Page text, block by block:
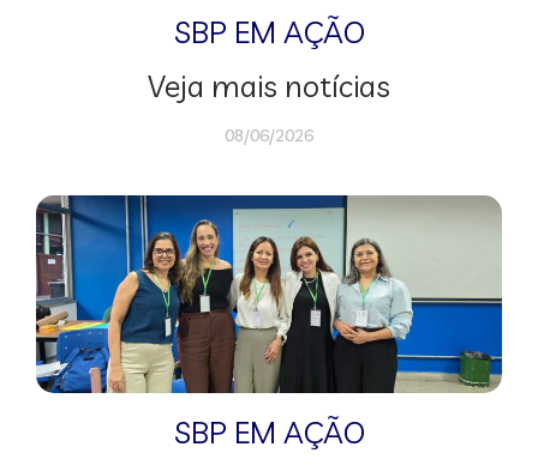
SBP EM AÇÃO
Veja mais notícias
08/06/2026
SBP EM AÇÃO